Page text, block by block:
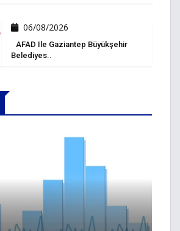
06/08/2026
AFAD Ile Gaziantep Büyükşehir
Belediyes..